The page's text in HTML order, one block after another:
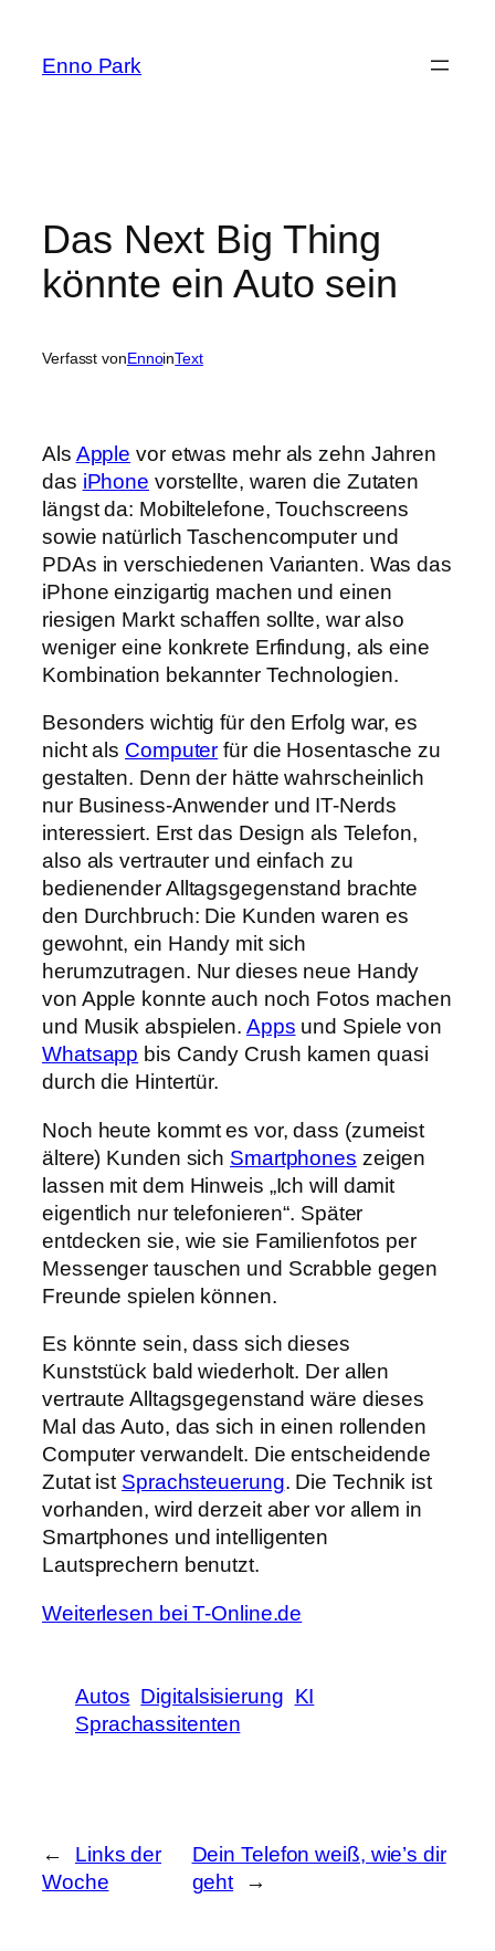
springen
Enno Park
Das Next Big Thing
könnte ein Auto sein
Verfasst vonEnnoinText
Als Apple vor etwas mehr als zehn Jahren
das iPhone vorstellte, waren die Zutaten
längst da: Mobiltelefone, Touchscreens
sowie natürlich Taschencomputer und
PDAs in verschiedenen Varianten. Was das
iPhone einzigartig machen und einen
riesigen Markt schaffen sollte, war also
weniger eine konkrete Erfindung, als eine
Kombination bekannter Technologien.
Besonders wichtig für den Erfolg war, es
nicht als Computer für die Hosentasche zu
gestalten. Denn der hätte wahrscheinlich
nur Business-Anwender und IT-Nerds
interessiert. Erst das Design als Telefon,
also als vertrauter und einfach zu
bedienender Alltagsgegenstand brachte
den Durchbruch: Die Kunden waren es
gewohnt, ein Handy mit sich
herumzutragen. Nur dieses neue Handy
von Apple konnte auch noch Fotos machen
und Musik abspielen. Apps und Spiele von
Whatsapp bis Candy Crush kamen quasi
durch die Hintertür.
Noch heute kommt es vor, dass (zumeist
ältere) Kunden sich Smartphones zeigen
lassen mit dem Hinweis „Ich will damit
eigentlich nur telefonieren“. Später
entdecken sie, wie sie Familienfotos per
Messenger tauschen und Scrabble gegen
Freunde spielen können.
Es könnte sein, dass sich dieses
Kunststück bald wiederholt. Der allen
vertraute Alltagsgegenstand wäre dieses
Mal das Auto, das sich in einen rollenden
Computer verwandelt. Die entscheidende
Zutat ist Sprachsteuerung. Die Technik ist
vorhanden, wird derzeit aber vor allem in
Smartphones und intelligenten
Lautsprechern benutzt.
Weiterlesen bei T-Online.de
Autos Digitalsisierung KI
Sprachassitenten
←
Links der
Woche
Dein Telefon weiß, wie’s dir
geht
→